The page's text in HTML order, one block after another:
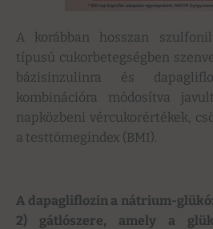
A korábban hosszan
típusú cukorbetegségben
bázisinzulinra és
kombinációra módosítva
napközbeni vércukorértékek,
a testtömegindex (BMI).
A dapagliflozin a nátrium-
2) gátlószere, amely a